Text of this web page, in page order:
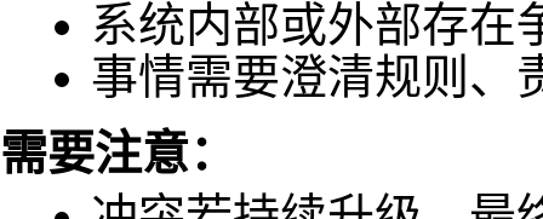
系统内部或外部存在
事情需要澄清规则、
需要注意：